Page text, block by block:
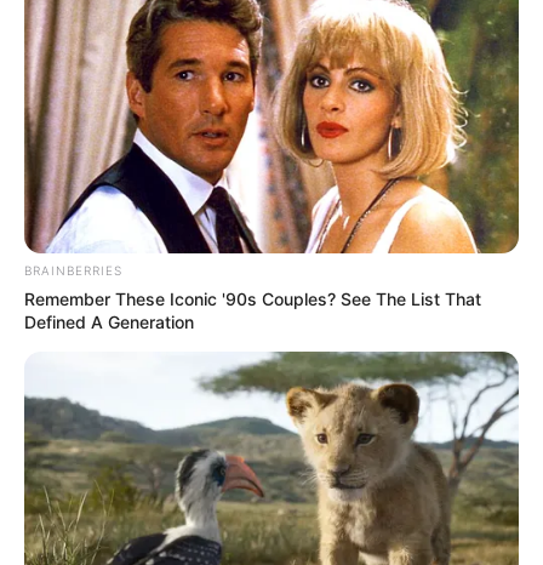
NT Επιμέλεια
Συντακτική Ομάδα
Δημοσίευση
15/10/2025, 20:20 · 8:20 ΜΜ
Τελευταία ενημέρωση
15/10/2025, 20:20 · 8:20 ΜΜ
Ο Πληροφοριοδότης
Κοινοποίησε άρθρο
newstok.grστην Google
Ανακαλύψτε περισσότερα άρθρα στα αποτελέσματα
αναζήτησης.
BRAINBERRIES
Remember These Iconic '90s Couples? See The List That
Defined A Generation